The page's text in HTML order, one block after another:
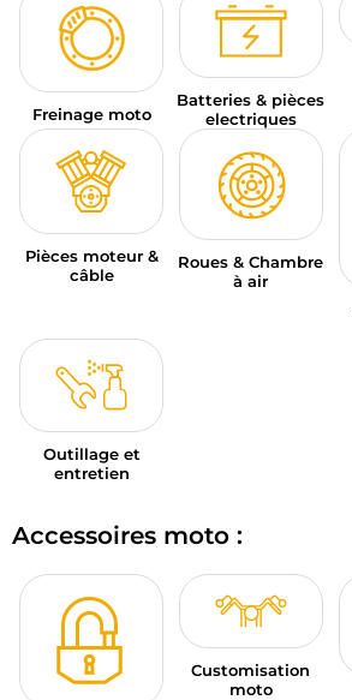
— MODIFIER
MARQUES
CONSEILS
NOUS CONTACTER
Freinage moto
Batteries & pièces
electriques
Pièces moteur &
câble
Roues & Chambre
à air
Outillage et
entretien
Accessoires moto :
Customisation
moto